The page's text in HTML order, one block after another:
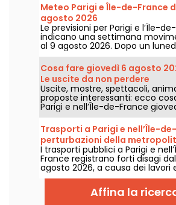
Meteo Parigi e Île-de-France
agosto 2026
Le previsioni per Parigi e l’Île-
indicano una settimana
al 9 agosto 2026. Dopo un
segnato dal rischio di
temperature scenderanno
progressivamente prima di
serio con tempo più caldo e
corso del week-end.
Cosa fare giovedì 6 agosto
Le uscite da non perdere
Uscite, mostre, spettacoli,
proposte interessanti: ecco
Parigi e nell’Île-de-France
2026.
Trasporti a Parigi e nell’Île-
perturbazioni della
RER dal 3 al 9 agosto 2026
I trasporti pubblici a Parigi e
France registrano forti disagi
agosto 2026, a causa dei lavori
pesano particolarmente su
secondo RATP e SNCF.
Affina la